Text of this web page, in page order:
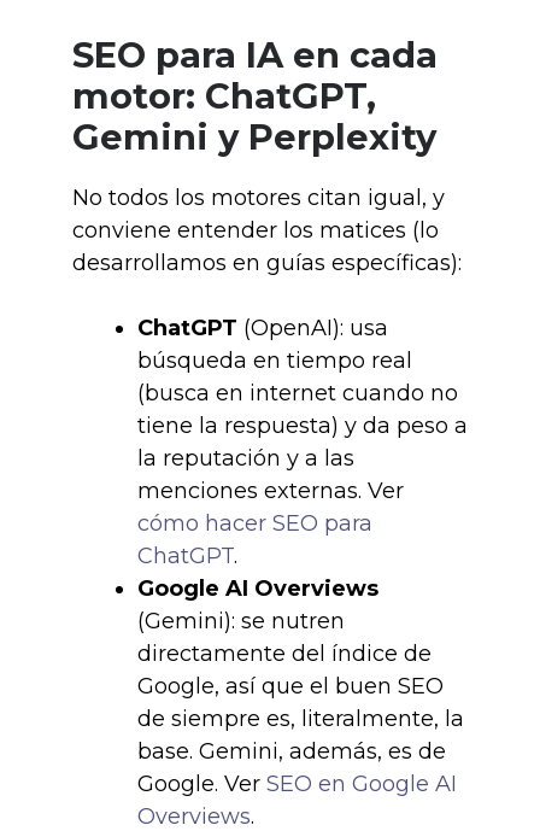
SEO para IA en cada
motor: ChatGPT,
Gemini y Perplexity
No todos los motores citan igual, y
conviene entender los matices (lo
desarrollamos en guías específicas):
ChatGPT (OpenAI): usa
búsqueda en tiempo real
(busca en internet cuando no
tiene la respuesta) y da peso a
la reputación y a las
menciones externas. Ver
cómo hacer SEO para
ChatGPT.
Google AI Overviews
(Gemini): se nutren
directamente del índice de
Google, así que el buen SEO
de siempre es, literalmente, la
base. Gemini, además, es de
Google. Ver SEO en Google AI
Overviews.